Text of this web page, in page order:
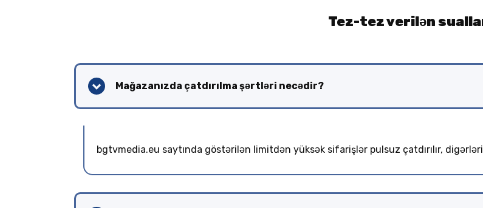
Tez-tez verilən
Mağazanızda çatdırılma şərtləri necədir?
bgtvmedia.eu saytında göstərilən limitdən yüksək sifarişlər pulsuz çatdırılır,